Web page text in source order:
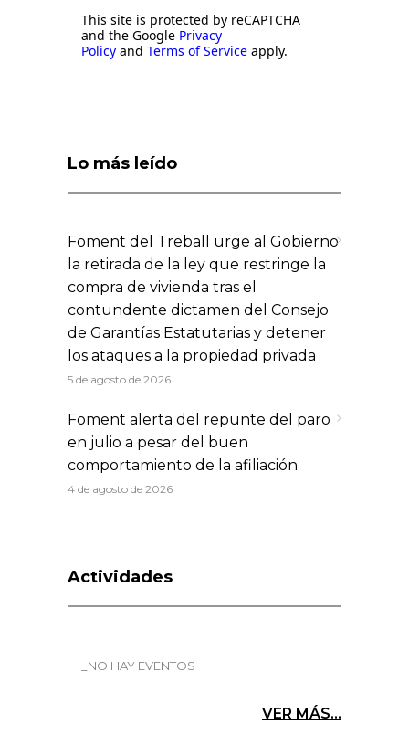
This site is protected by reCAPTCHA
and the Google Privacy
Policy and Terms of Service apply.
Lo más leído
Foment del Treball urge al Gobierno
la retirada de la ley que restringe la
compra de vivienda tras el
contundente dictamen del Consejo
de Garantías Estatutarias y detener
los ataques a la propiedad privada
5 de agosto de 2026
Foment alerta del repunte del paro
en julio a pesar del buen
comportamiento de la afiliación
4 de agosto de 2026
Actividades
_NO HAY EVENTOS
VER MÁS...